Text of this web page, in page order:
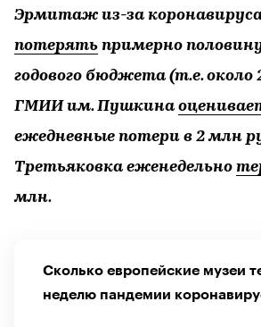
Эрмитаж из-за
потерять примерно половину
годового бюджета (т.е. около
ГМИИ им. Пушкина
ежедневные потери в 2 млн
Третьяковка еженедельно
млн.
Сколько европейские музеи
неделю пандемии